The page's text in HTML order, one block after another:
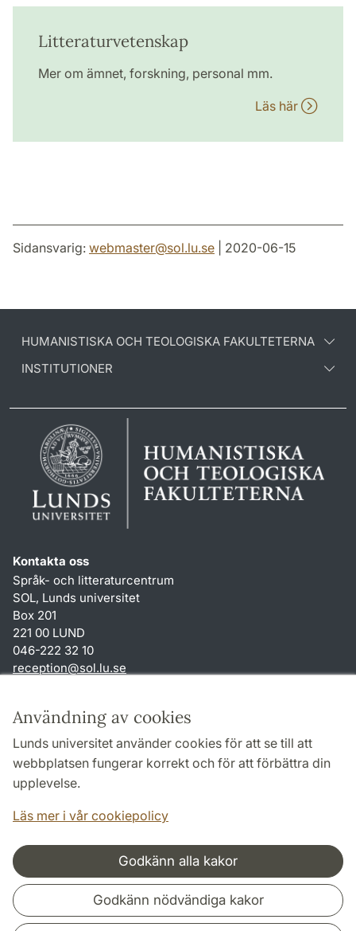
Användning av cookies
Lunds universitet använder cookies för att se till att
webbplatsen fungerar korrekt och för att förbättra din
upplevelse.
Läs mer i vår cookiepolicy
Godkänn alla kakor
Godkänn nödvändiga kakor
Litteraturvetenskap
Mer om ämnet, forskning, personal mm.
Läs här
Sidansvarig: webmaster@sol.lu.se | 2020-06-15
HUMANISTISKA OCH TEOLOGISKA FAKULTETERNA
INSTITUTIONER
Kontakta oss
Språk- och litteraturcentrum
SOL, Lunds universitet
Box 201
221 00 LUND
046-222 32 10
reception@sol.lu.se
Genvägar
Om webbplatsen och cookies
Behandling av personuppgifter
Tillgänglighetsredogörelse
Samarbeten och nätverk